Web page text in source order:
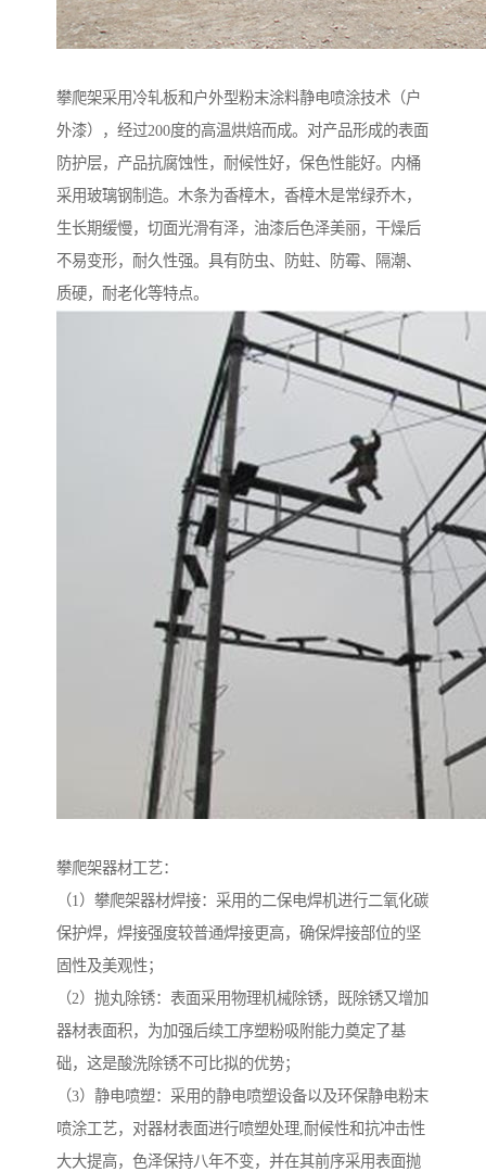
攀爬架采用冷轧板和户外型粉末涂料静电喷涂技术（户
外漆），经过200度的高温烘焙而成。对产品形成的表面
防护层，产品抗腐蚀性，耐候性好，保色性能好。内桶
采用玻璃钢制造。木条为香樟木，香樟木是常绿乔木，
生长期缓慢，切面光滑有泽，油漆后色泽美丽，干燥后
不易变形，耐久性强。具有防虫、防蛀、防霉、隔潮、
质硬，耐老化等特点。
攀爬架器材工艺：
（1）攀爬架器材焊接：采用的二保电焊机进行二氧化碳
保护焊，焊接强度较普通焊接更高，确保焊接部位的坚
固性及美观性；
（2）抛丸除锈：表面采用物理机械除锈，既除锈又增加
器材表面积，为加强后续工序塑粉吸附能力奠定了基
础，这是酸洗除锈不可比拟的优势；
（3）静电喷塑：采用的静电喷塑设备以及环保静电粉末
喷涂工艺，对器材表面进行喷塑处理,耐候性和抗冲击性
大大提高，色泽保持八年不变，并在其前序采用表面抛